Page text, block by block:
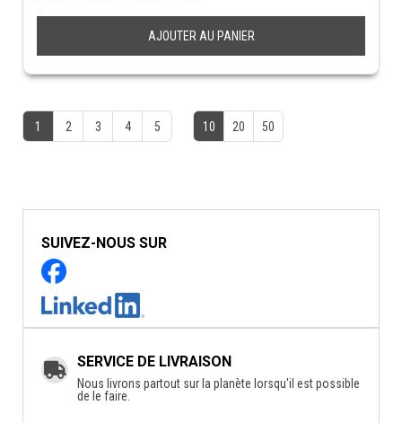
AJOUTER AU PANIER
1 2 3 4 5 10 20 50
SUIVEZ-NOUS SUR
SERVICE DE LIVRAISON
Nous livrons partout sur la planète lorsqu'il est possible
de le faire.